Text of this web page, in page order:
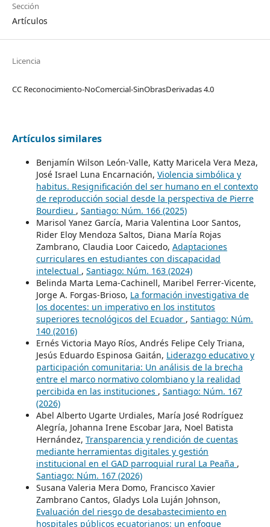
Sección
Artículos
Licencia
CC Reconocimiento-NoComercial-SinObrasDerivadas 4.0
Artículos similares
Benjamín Wilson León-Valle, Katty Maricela Vera Meza,
José Israel Luna Encarnación, Violencia simbólica y
habitus. Resignificación del ser humano en el contexto
de reproducción social desde la perspectiva de Pierre
Bourdieu , Santiago: Núm. 166 (2025)
Marisol Yanez García, Maria Valentina Loor Santos,
Rider Eloy Mendoza Saltos, Diana María Rojas
Zambrano, Claudia Loor Caicedo, Adaptaciones
curriculares en estudiantes con discapacidad
intelectual , Santiago: Núm. 163 (2024)
Belinda Marta Lema-Cachinell, Maribel Ferrer-Vicente,
Jorge A. Forgas-Brioso, La formación investigativa de
los docentes: un imperativo en los institutos
superiores tecnológicos del Ecuador , Santiago: Núm.
140 (2016)
Ernés Victoria Mayo Ríos, Andrés Felipe Cely Triana,
Jesús Eduardo Espinosa Gaitán, Liderazgo educativo y
participación comunitaria: Un análisis de la brecha
entre el marco normativo colombiano y la realidad
percibida en las instituciones , Santiago: Núm. 167
(2026)
Abel Alberto Ugarte Urdiales, María José Rodríguez
Alegría, Johanna Irene Escobar Jara, Noel Batista
Hernández, Transparencia y rendición de cuentas
mediante herramientas digitales y gestión
institucional en el GAD parroquial rural La Peaña ,
Santiago: Núm. 167 (2026)
Susana Valeria Mera Domo, Francisco Xavier
Zambrano Cantos, Gladys Lola Luján Johnson,
Evaluación del riesgo de desabastecimiento en
hospitales públicos ecuatorianos: un enfoque